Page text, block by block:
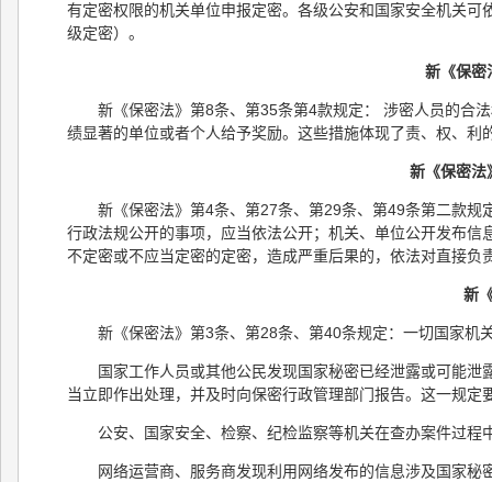
有定密权限的机关单位申报定密。各级公安和国家安全机关
级定密）。
新《保密
新《保密法》第8条、第35条第4款规定： 涉密人员的合
绩显著的单位或者个人给予奖励。这些措施体现了责、权、
新《保密法
新《保密法》第4条、第27条、第29条、第49条第二款
行政法规公开的事项，应当依法公开；机关、单位公开发布
不定密或不应当定密的定密，造成严重后果的，依法对直接负
新
新《保密法》第3条、第28条、第40条规定：一切国家机
国家工作人员或其他公民发现国家秘密已经泄露或可能
当立即作出处理，并及时向保密行政管理部门报告。这一规
公安、国家安全、检察、纪检监察等机关在查办案件过
网络运营商、服务商发现利用网络发布的信息涉及国家